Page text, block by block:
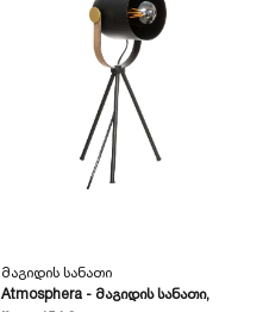
Მაგიდის Სანათი
Atmosphera - Მაგიდის Სანათი,